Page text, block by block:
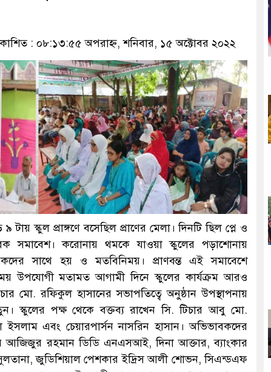
: ০৮:১৩:৫৫ অপরাহ্ন, শনিবার, ১৫ অক্টোবর ২০২২
স্কুল প্রাঙ্গণে বসেছিল প্রাণের মেলা। দিনটি ছিল প্লে ও
সমাবেশ। করোনায় থমকে যাওয়া স্কুলের পড়াশোনায়
সাথে হয় ও মতবিনিময়। প্রাণবন্ত এই সমাবেশে
উপযোগী মতামত আগামী দিনে স্কুলের কার্যক্রম আরও
মো. রফিকুল হাসানের সভাপতিত্বে অনুষ্ঠান উপস্থাপনায়
স্কুলের পক্ষ থেকে বক্তব্য রাখেন সি. টিচার আবু মো.
এবং চেয়ারপার্সন নাসরিন হাসান। অভিভাবকদের
আজিজুর রহমান ডিডি এনএসআই, দিনা আক্তার, ব্যাংকার
সুলতানা, জুডিশিয়াল পেশকার ইদ্রিস আলী শোভন, সিএন্ডএফ